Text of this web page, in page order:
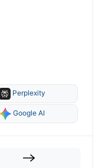
Perplexity
Google AI